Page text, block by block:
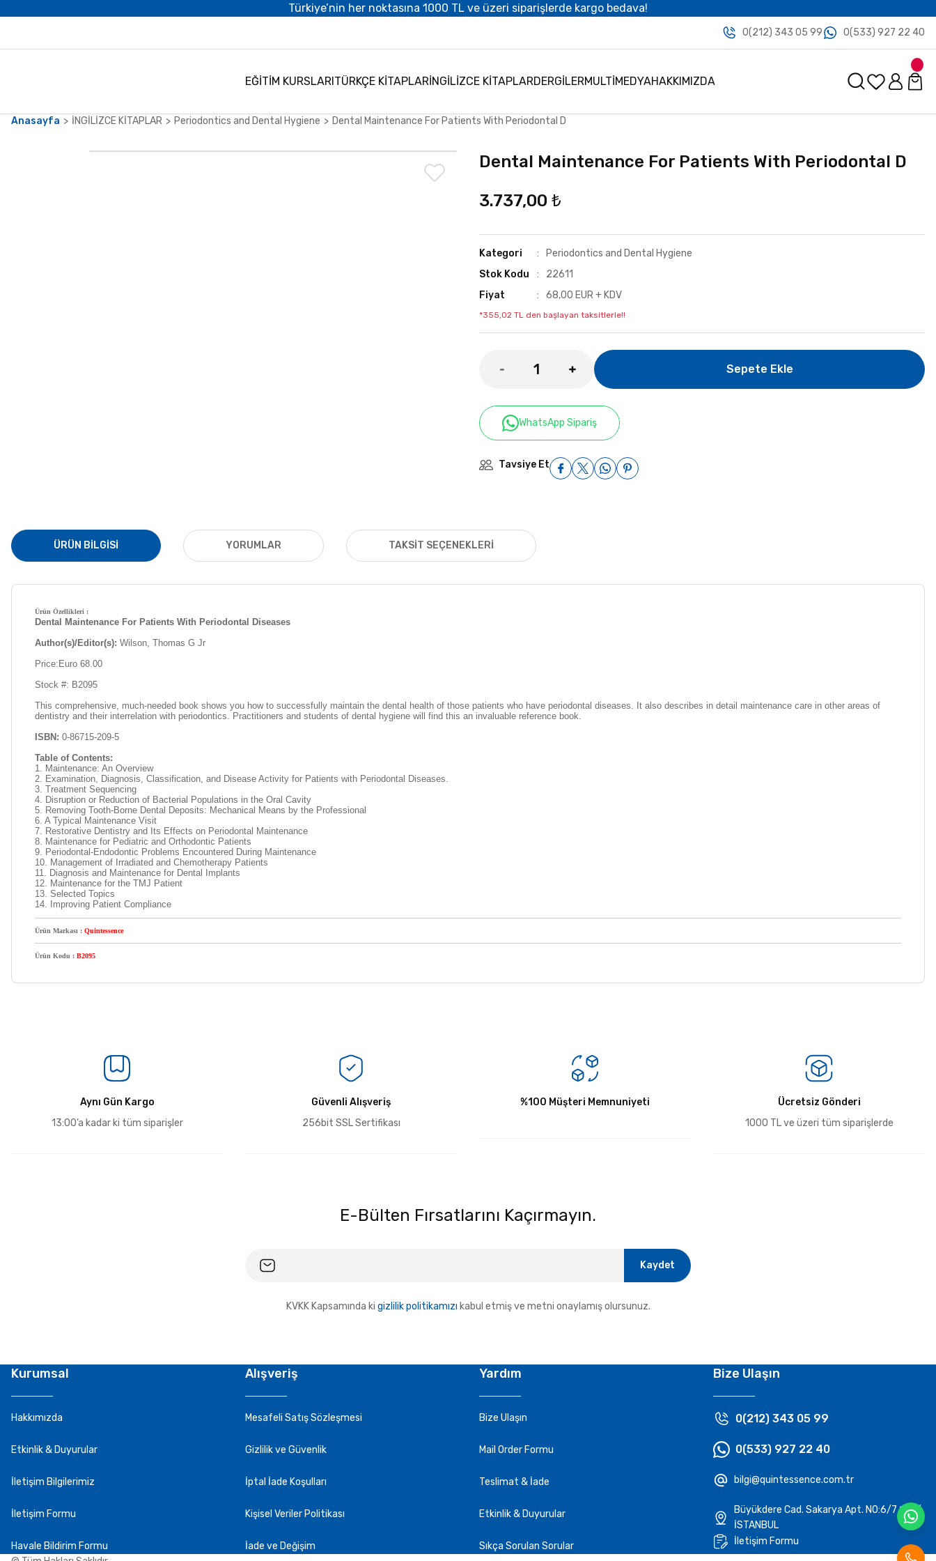
Türkiye’nin her noktasına 1000 TL ve üzeri siparişlerde kargo bedava!
0(212) 343 05 99 0(533) 927 22 40
EĞİTİM KURSLARITÜRKÇE KİTAPLARİNGİLİZCE KİTAPLARDERGİLERMULTİMEDYAHAKKIMIZDA
Anasayfa İNGİLİZCE KİTAPLAR Periodontics and Dental Hygiene Dental Maintenance For Patients With Periodontal D
Dental Maintenance For Patients With Periodontal D
3.737,00 ₺
Kategori
Periodontics and Dental Hygiene
Stok Kodu
22611
Fiyat
68,00 EUR + KDV
*355,02 TL den başlayan taksitlerle!!
Sepete Ekle
WhatsApp Sipariş
Tavsiye Et
ÜRÜN BILGISI YORUMLAR TAKSIT SEÇENEKLERI
Ürün Özellikleri :
Dental Maintenance For Patients With Periodontal Diseases
Author(s)/Editor(s): Wilson, Thomas G Jr
Price:Euro 68.00
Stock #: B2095
This comprehensive, much-needed book shows you how to successfully maintain the dental health of those patients who have periodontal diseases. It also describes in detail maintenance care in other areas of
dentistry and their interrelation with periodontics. Practitioners and students of dental hygiene will find this an invaluable reference book.
ISBN: 0-86715-209-5
Table of Contents:
1. Maintenance: An Overview
2. Examination, Diagnosis, Classification, and Disease Activity for Patients with Periodontal Diseases.
3. Treatment Sequencing
4. Disruption or Reduction of Bacterial Populations in the Oral Cavity
5. Removing Tooth-Borne Dental Deposits: Mechanical Means by the Professional
6. A Typical Maintenance Visit
7. Restorative Dentistry and Its Effects on Periodontal Maintenance
8. Maintenance for Pediatric and Orthodontic Patients
9. Periodontal-Endodontic Problems Encountered During Maintenance
10. Management of Irradiated and Chemotherapy Patients
11. Diagnosis and Maintenance for Dental Implants
12. Maintenance for the TMJ Patient
13. Selected Topics
14. Improving Patient Compliance
Ürün Markası : Quintessence
Ürün Kodu : B2095
Aynı Gün Kargo
13:00’a kadar ki tüm siparişler
Güvenli Alışveriş
256bit SSL Sertifikası
%100 Müşteri Memnuniyeti
Ücretsiz Gönderi
1000 TL ve üzeri tüm siparişlerde
E-Bülten Fırsatlarını Kaçırmayın.
Kaydet
KVKK Kapsamında ki gizlilik politikamızı kabul etmiş ve metni onaylamış olursunuz.
Kurumsal
Hakkımızda
Etkinlik & Duyurular
İletişim Bilgilerimiz
İletişim Formu
Havale Bildirim Formu
Alışveriş
Mesafeli Satış Sözleşmesi
Gizlilik ve Güvenlik
İptal İade Koşulları
Kişisel Veriler Politikası
İade ve Değişim
Yardım
Bize Ulaşın
Mail Order Formu
Teslimat & İade
Etkinlik & Duyurular
Sıkça Sorulan Sorular
Bize Ulaşın
0(212) 343 05 99
0(533) 927 22 40
bilgi@quintessence.com.tr
Büyükdere Cad. Sakarya Apt. N0:6/7 Şişli/
İSTANBUL
İletişim Formu